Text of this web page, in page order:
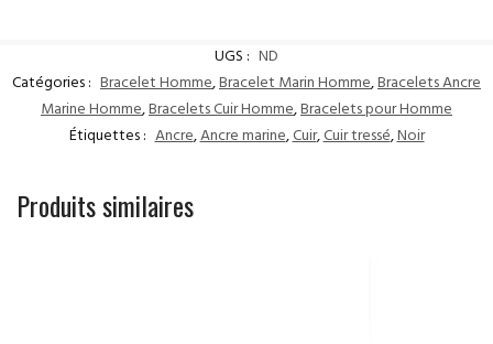
UGS : ND
Catégories : Bracelet Homme,Bracelet Marin Homme,Bracelets Ancre
Marine Homme,Bracelets Cuir Homme,Bracelets pour Homme
Étiquettes : Ancre,Ancre marine,Cuir,Cuir tressé,Noir
Produits similaires